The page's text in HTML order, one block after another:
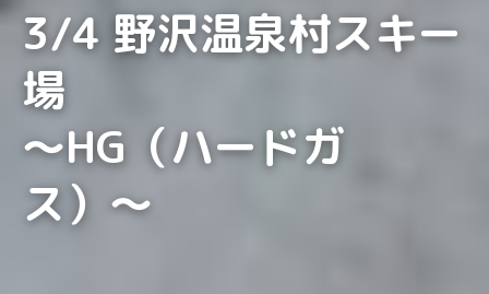
3/4 野沢温泉村スキー
場
〜HG（ハードガ
ス）〜